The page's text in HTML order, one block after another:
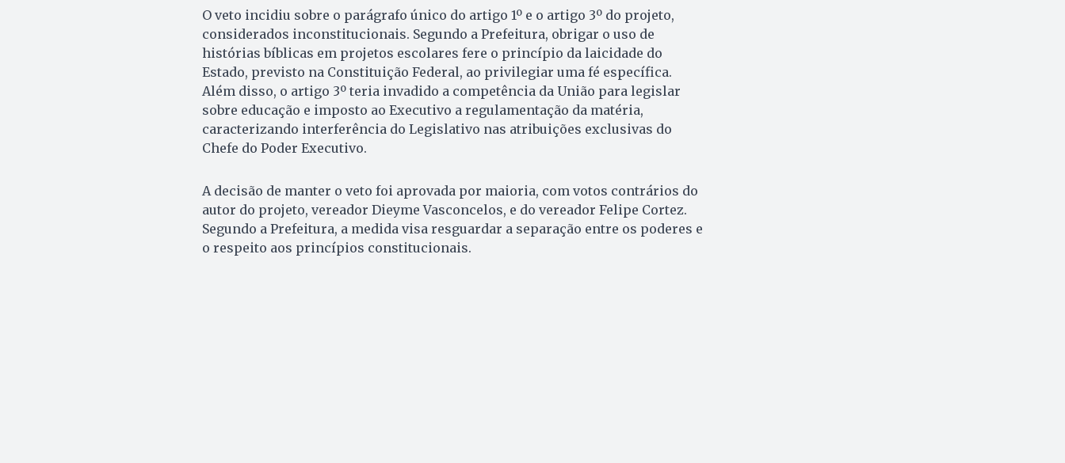
O veto incidiu sobre o parágrafo único do artigo 1º e o artigo 3º do projeto,
considerados inconstitucionais. Segundo a Prefeitura, obrigar o uso de
histórias bíblicas em projetos escolares fere o princípio da laicidade do
Estado, previsto na Constituição Federal, ao privilegiar uma fé específica.
Além disso, o artigo 3º teria invadido a competência da União para legislar
sobre educação e imposto ao Executivo a regulamentação da matéria,
caracterizando interferência do Legislativo nas atribuições exclusivas do
Chefe do Poder Executivo.
A decisão de manter o veto foi aprovada por maioria, com votos contrários do
autor do projeto, vereador Dieyme Vasconcelos, e do vereador Felipe Cortez.
Segundo a Prefeitura, a medida visa resguardar a separação entre os poderes e
o respeito aos princípios constitucionais.